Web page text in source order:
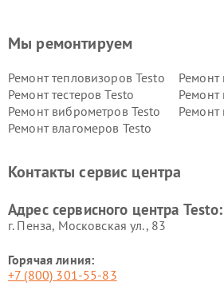
Мы ремонтируем
Ремонт тепловизоров Testo
Ремонт
Ремонт тестеров Testo
Ремонт
Ремонт виброметров Testo
Ремонт
Ремонт влагомеров Testo
Контакты сервис центра
Адрес сервисного центра Testo:
г. Пенза, Московская ул., 83
Горячая линия:
+7 (800) 301-55-83